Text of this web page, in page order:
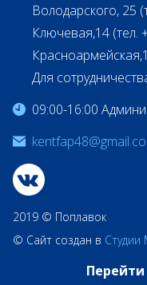
Володарского, 25
Ключевая,14 (тел.
Для
09:00-16:00
2019 © Поплавок
© Сайт создан в Студии